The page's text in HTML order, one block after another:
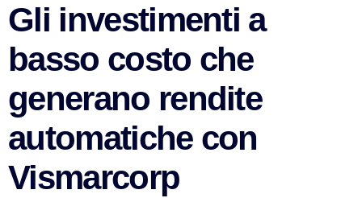
Gli investimenti a
basso costo che
generano rendite
automatiche con
Vismarcorp